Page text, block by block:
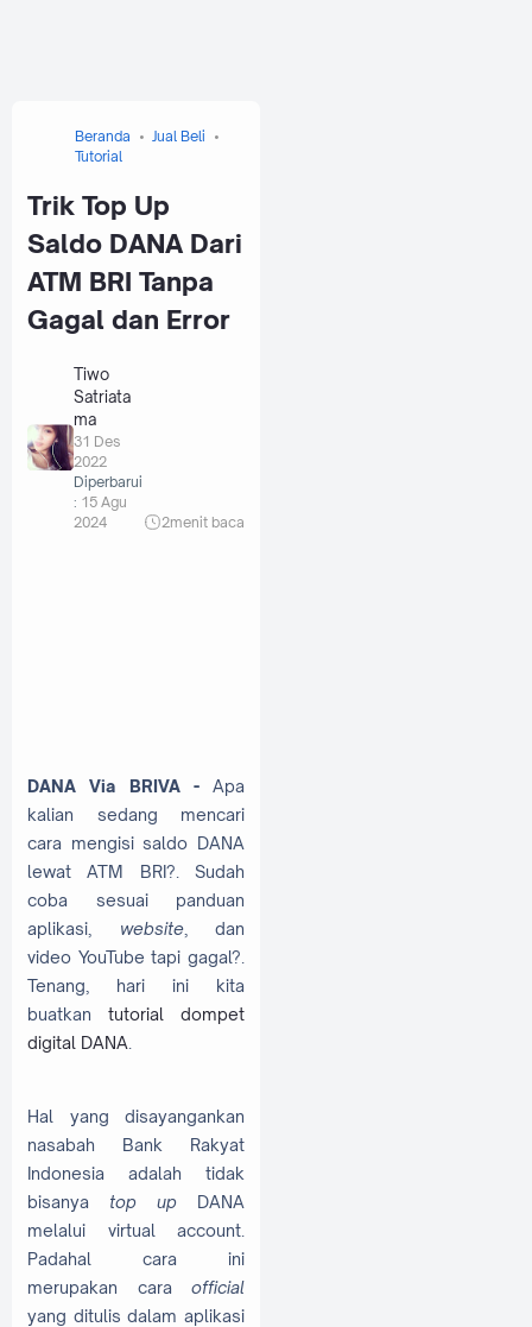
Beranda
Jual Beli
Tutorial
Trik Top Up
Saldo DANA Dari
ATM BRI Tanpa
Gagal dan Error
Tiwo
Satriata
ma
31 Des
2022
Diperbarui
: 15 Agu
2024
2menit baca
DANA Via BRIVA -Apa
kalian sedang mencari
cara mengisi saldo DANA
lewat ATM BRI?. Sudah
coba sesuai panduan
aplikasi, website, dan
video YouTube tapi gagal?.
Tenang, hari ini kita
buatkan tutorial dompet
digital DANA
Hal yang disayangankan
nasabah Bank Rakyat
Indonesia adalah tidak
bisanya top up DANA
melalui virtual account.
Padahal cara ini
merupakan cara official
yang ditulis dalam aplikasi